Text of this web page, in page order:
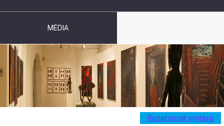
MÉDIA
SPRAVEDLIVÍ MEZI NÁRODY
Rezervovat výstavu